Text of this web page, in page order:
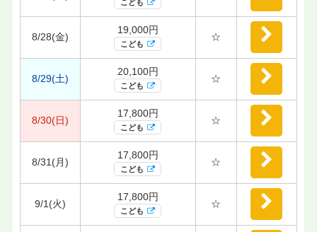
こども
8/28(金)
19,000円
こども
☆
8/29(土)
20,100円
こども
☆
8/30(日)
17,800円
こども
☆
8/31(月)
17,800円
こども
☆
9/1(火)
17,800円
こども
☆